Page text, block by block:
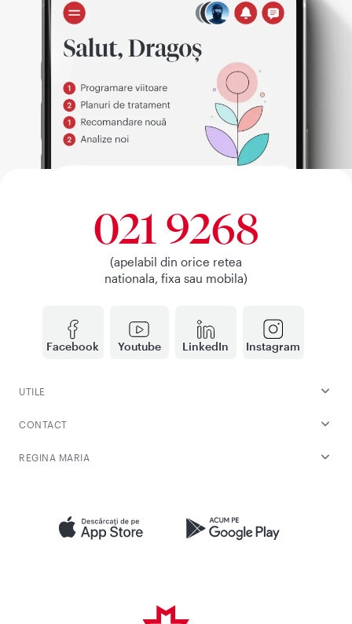
Facebook Youtube LinkedIn Instagram
021 9268
(apelabil din orice retea
nationala, fixa sau mobila)
UTILE
CONTACT
REGINA MARIA